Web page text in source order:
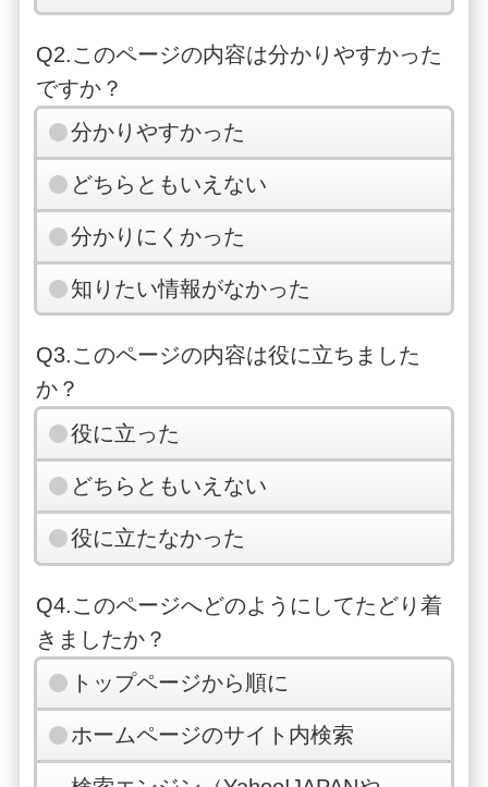
Q2.このページの内容は分かりやすかった
ですか？
分かりやすかった
どちらともいえない
分かりにくかった
知りたい情報がなかった
Q3.このページの内容は役に立ちました
か？
役に立った
どちらともいえない
役に立たなかった
Q4.このページへどのようにしてたどり着
きましたか？
トップページから順に
ホームページのサイト内検索